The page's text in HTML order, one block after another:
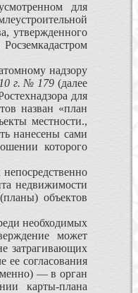
для
утвержденного
надзору
г. № 179 (далее
для
назван «план
местности.,
нанесены сами
которого
недвижимости
объектов
необходимых
может
затра­гивающих
ее согласования
— в орган
карты-плана